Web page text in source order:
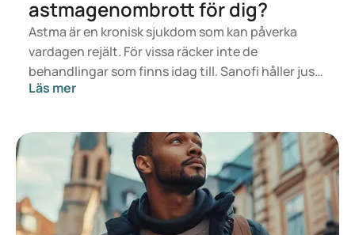
astmagenombrott för dig?
Astma är en kronisk sjukdom som kan påverka
vardagen rejält. För vissa räcker inte de
behandlingar som finns idag till. Sanofi håller just
nu på att ta fram nya läkemedel som riktar in sig på
framstegen egentligen? Och vad kan de innebära
för dig som har svår eller inflammationskänslig
astma?
Läs mer